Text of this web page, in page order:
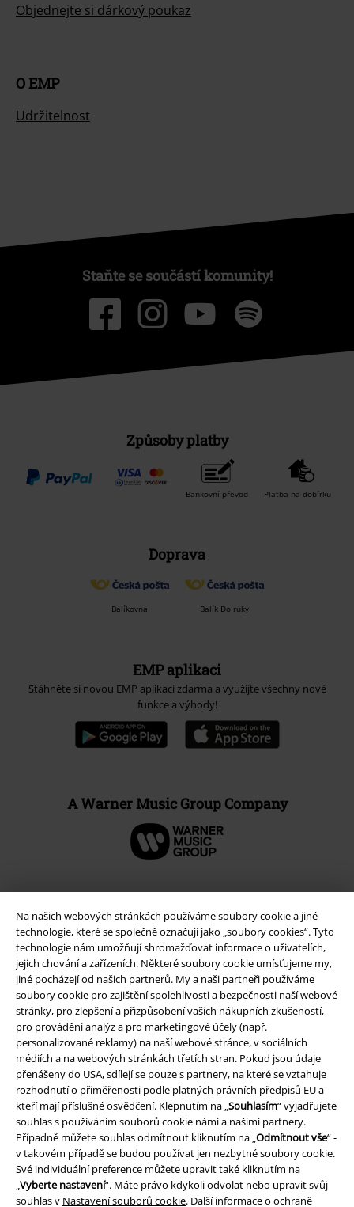
Na našich webových stránkách používáme soubory cookie a jiné
technologie, které se společně označují jako „soubory cookies“. Tyto
technologie nám umožňují shromažďovat informace o uživatelích,
jejich chování a zařízeních. Některé soubory cookie umísťujeme my,
jiné pocházejí od našich partnerů. My a naši partneři používáme
soubory cookie pro zajištění spolehlivosti a bezpečnosti naší webové
stránky, pro zlepšení a přizpůsobení vašich nákupních zkušeností,
pro provádění analýz a pro marketingové účely (např.
personalizované reklamy) na naší webové stránce, v sociálních
médiích a na webových stránkách třetích stran. Pokud jsou údaje
přenášeny do USA, sdílejí se pouze s partnery, na které se vztahuje
rozhodnutí o přiměřenosti podle platných právních předpisů EU a
kteří mají příslušné osvědčení. Klepnutím na „Souhlasím“ vyjadřujete
souhlas s používáním souborů cookie námi a našimi partnery.
Případně můžete souhlas odmítnout kliknutím na „Odmítnout vše“ -
v takovém případě se budou používat jen nezbytné soubory cookie.
Své individuální preference můžete upravit také kliknutím na
„Vyberte nastavení“. Máte právo kdykoli odvolat nebo upravit svůj
souhlas v Nastavení souborů cookie. Další informace o ochraně
Objednejte si dárkový poukaz
O EMP
Udržitelnost
Staňte se součástí komunity!
Způsoby platby
Bankovní převod Platba na dobírku
Doprava
Balíkovna Balík Do ruky
EMP aplikaci
Stáhněte si novou EMP aplikaci zdarma a využijte všechny nové
funkce a výhody!
A Warner Music Group Company
Právní informace
Podmínky
Prohlášení
Ochrana osobních údajů
Likvidace odpadu a ochrana životního prostředí
Prohlášení o shodě